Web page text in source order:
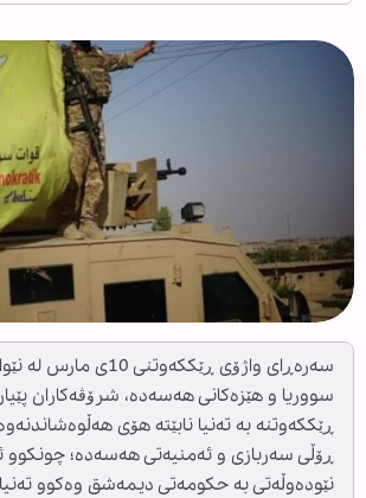
سەرەڕای واژۆی ڕێککەوتنی
سووریا و هێزەکانی هەسەدە، شرۆڤەکاران
ڕێککەوتنە بە تەنیا نابێتە هۆی
ڕۆڵی سەربازی و ئەمنیەتی هەسەدە؛ چونکوو
نێودەوڵەتی بە حکومەتی دیمەشق وەکوو